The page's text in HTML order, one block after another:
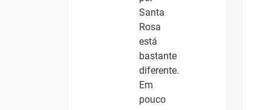
Santa
Rosa
está
bastante
diferente.
Em
pouco